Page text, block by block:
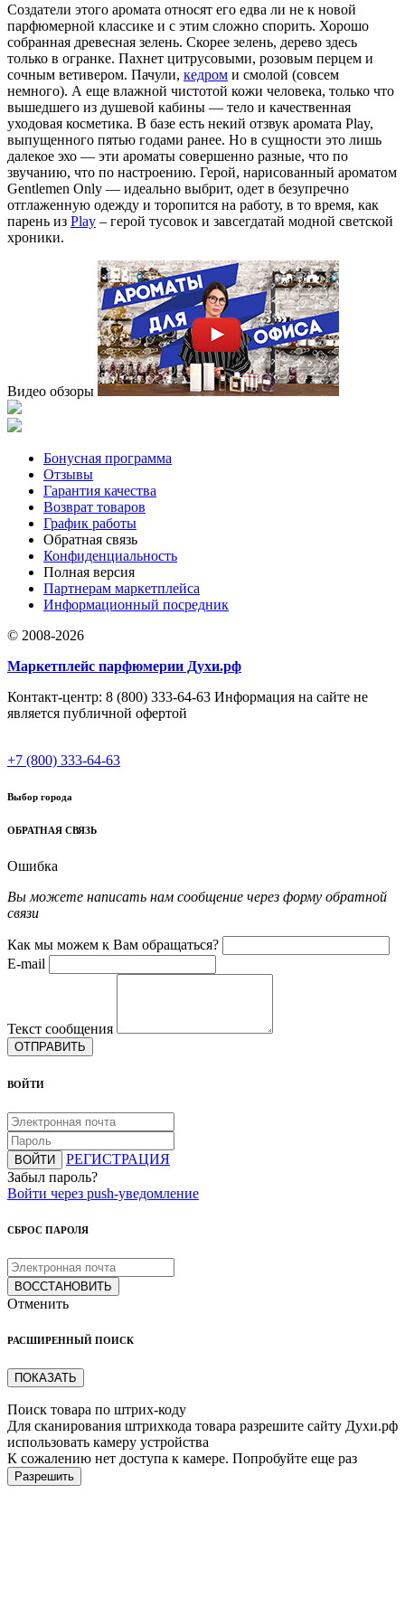
Создатели этого аромата относят его едва ли не к новой
парфюмерной классике и с этим сложно спорить. Хорошо
собранная древесная зелень. Скорее зелень, дерево здесь
только в огранке. Пахнет цитрусовыми, розовым перцем и
сочным ветивером. Пачули, кедром и смолой (совсем
немного). А еще влажной чистотой кожи человека, только что
вышедшего из душевой кабины — тело и качественная
уходовая косметика. В базе есть некий отзвук аромата Play,
выпущенного пятью годами ранее. Но в сущности это лишь
далекое эхо — эти ароматы совершенно разные, что по
звучанию, что по настроению. Герой, нарисованный ароматом
Gentlemen Only — идеально выбрит, одет в безупречно
отглаженную одежду и торопится на работу, в то время, как
парень из Play – герой тусовок и завсегдатай модной светской
хроники.
Видео обзоры
Бонусная программа
Отзывы
Гарантия качества
Возврат товаров
График работы
Обратная связь
Конфиденциальность
Полная версия
Партнерам маркетплейса
Информационный посредник
© 2008-2026
Маркетплейс парфюмерии Духи.рф
Контакт-центр: 8 (800) 333-64-63 Информация на сайте не
является публичной офертой
+7 (800) 333-64-63
Выбор города
ОБРАТНАЯ СВЯЗЬ
Ошибка
Вы можете написать нам сообщение через форму обратной
связи
Как мы можем к Вам обращаться?
E-mail
Текст сообщения
ОТПРАВИТЬ
ВОЙТИ
ВОЙТИ
РЕГИСТРАЦИЯ
Забыл пароль?
Войти через push-уведомление
СБРОС ПАРОЛЯ
ВОССТАНОВИТЬ
Отменить
РАСШИРЕННЫЙ ПОИСК
ПОКАЗАТЬ
Поиск товара по штрих-коду
Для сканирования штрихкода товара разрешите сайту Духи.рф
использовать камеру устройства
К сожалению нет доступа к камере. Попробуйте еще раз
Разрешить